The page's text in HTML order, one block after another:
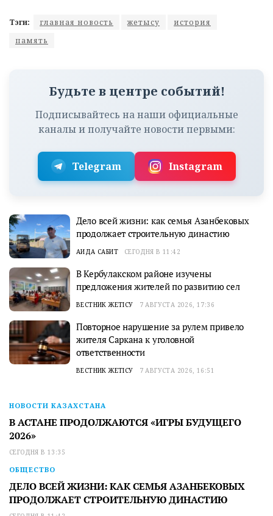
Тэги: главная новость жетысу
история
память
Будьте в центре событий!
Подписывайтесь на наши официальные
каналы и получайте новости первыми:
Telegram Instagram
Дело всей жизни: как семья Азанбековых
продолжает строительную династию
АИДА САБИТ СЕГОДНЯ В 11:42
В Кербулакском районе изучены
предложения жителей по развитию сел
ВЕСТНИК ЖЕТІСУ 7 АВГУСТА 2026, 17:36
Повторное нарушение за рулем привело
жителя Саркана к уголовной
ответственности
ВЕСТНИК ЖЕТІСУ 7 АВГУСТА 2026, 16:51
НОВОСТИ КАЗАХСТАНА
В АСТАНЕ ПРОДОЛЖАЮТСЯ «ИГРЫ БУДУЩЕГО
2026»
СЕГОДНЯ В 13:35
ОБЩЕСТВО
ДЕЛО ВСЕЙ ЖИЗНИ: КАК СЕМЬЯ АЗАНБЕКОВЫХ
ПРОДОЛЖАЕТ СТРОИТЕЛЬНУЮ ДИНАСТИЮ